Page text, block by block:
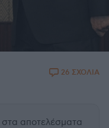
26 ΣΧΟΛΙΑ
στα αποτελέσματα